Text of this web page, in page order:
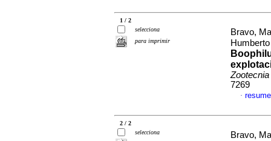
1 / 2
selecciona
para imprimir
Bravo,
Zootecnia
7269
·
2 / 2
selecciona
Bravo,